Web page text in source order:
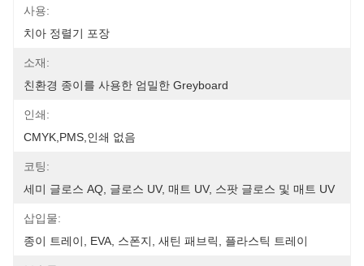
사용:
치아 정렬기 포장
소재:
친환경 종이를 사용한 엄밀한 Greyboard
인쇄:
CMYK,PMS,인쇄 없음
코팅:
세미 글로스 AQ, 글로스 UV, 매트 UV, 스팟 글로스 및 매트 UV
삽입물:
종이 트레이, EVA, 스폰지, 새틴 패브릭, 플라스틱 트레이